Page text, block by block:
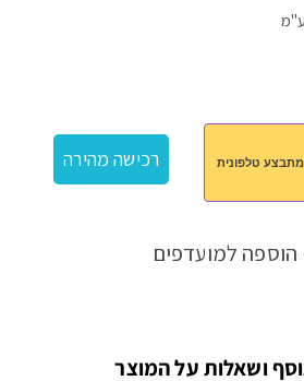
רכישה מהירה
הוספה למועדפים
ושאלות על המוצר